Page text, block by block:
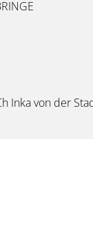
Inka von der